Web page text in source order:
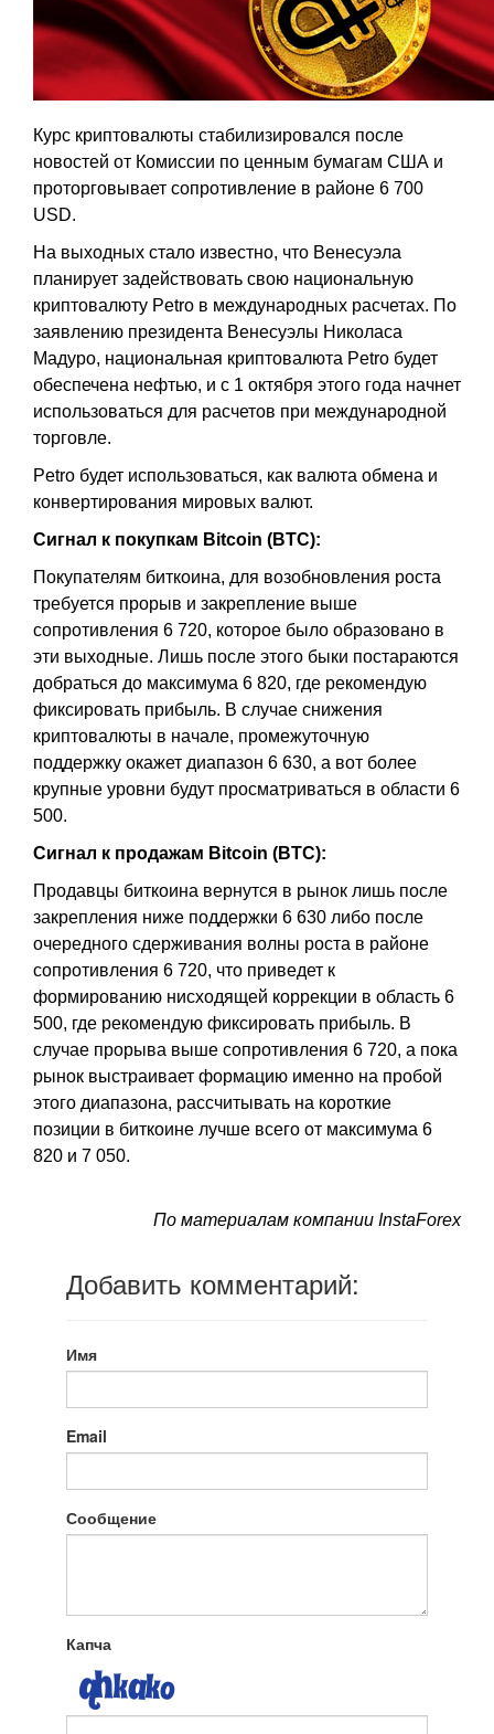
Курс криптовалюты стабилизировался после
новостей от Комиссии по ценным бумагам США и
проторговывает сопротивление в районе 6 700
USD.
На выходных стало известно, что Венесуэла
планирует задействовать свою национальную
криптовалюту Petro в международных расчетах. По
заявлению президента Венесуэлы Николаса
Мадуро, национальная криптовалюта Petro будет
обеспечена нефтью, и с 1 октября этого года начнет
использоваться для расчетов при международной
торговле.
Petro будет использоваться, как валюта обмена и
конвертирования мировых валют.
Сигнал к покупкам Bitcoin (BTC):
Покупателям биткоина, для возобновления роста
требуется прорыв и закрепление выше
сопротивления 6 720, которое было образовано в
эти выходные. Лишь после этого быки постараются
добраться до максимума 6 820, где рекомендую
фиксировать прибыль. В случае снижения
криптовалюты в начале, промежуточную
поддержку окажет диапазон 6 630, а вот более
крупные уровни будут просматриваться в области 6
500.
Сигнал к продажам Bitcoin (BTC):
Продавцы биткоина вернутся в рынок лишь после
закрепления ниже поддержки 6 630 либо после
очередного сдерживания волны роста в районе
сопротивления 6 720, что приведет к
формированию нисходящей коррекции в область 6
500, где рекомендую фиксировать прибыль. В
случае прорыва выше сопротивления 6 720, а пока
рынок выстраивает формацию именно на пробой
этого диапазона, рассчитывать на короткие
позиции в биткоине лучше всего от максимума 6
820 и 7 050.
По материалам компании InstaForex
Добавить комментарий:
Имя
Email
Сообщение
Капча